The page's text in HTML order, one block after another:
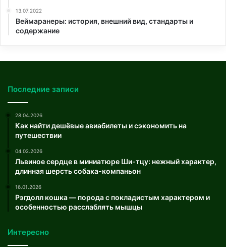
13.07.2022
Веймаранеры: история, внешний вид, стандарты и
содержание
Последние записи
28.04.2026
Как найти дешёвые авиабилеты и сэкономить на
путешествии
04.02.2026
Львиное сердце в миниатюре Ши-тцу: нежный характер,
длинная шерсть собака-компаньон
16.01.2026
Рэгдолл кошка — порода с покладистым характером и
особенностью расслаблять мышцы
Интересно